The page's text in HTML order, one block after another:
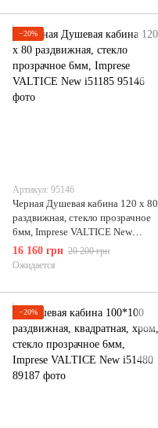
−20%
Артикул: 95146
Черная Душевая кабина 120 х 80
раздвижная, стекло прозрачное
6мм, Imprese VALTICE New
i51185
16 160 грн 20 200 грн
Ожидается
−20%